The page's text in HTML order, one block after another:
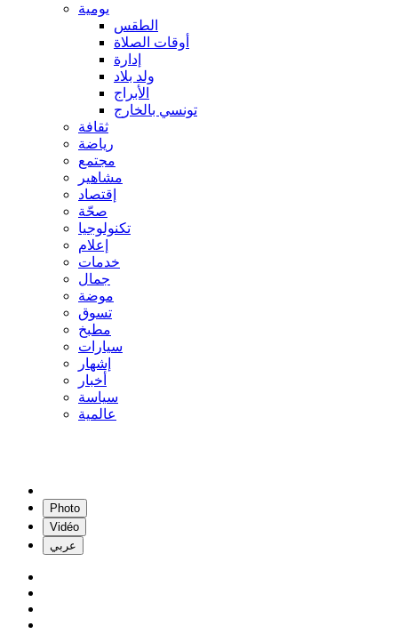
يومية
الطقس
أوقات الصلاة
إدارة
ولد بلاد
الأبراج
تونسي بالخارج
ثقافة
رياضة
مجتمع
مشاهير
إقتصاد
صحّة
تكنولوجيا
إعلام
خدمات
جمال
موضة
تسوق
مطبخ
سيارات
إشهار
أخبار
سياسة
عالمية
Photo
Vidéo
عربي